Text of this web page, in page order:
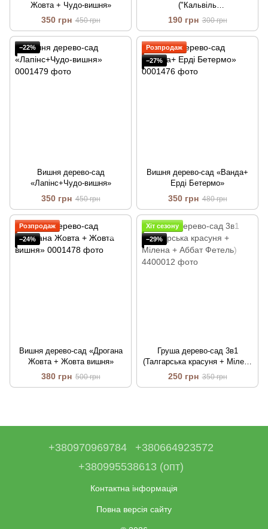
Жовта + Чудо-вишня»
350 грн 450 грн
("Кальвіль
Сніговий"+"Чемпіон"+"Гренні
Сміт")
190 грн 300 грн
−22%
Вишня дерево-сад
«Лапінс+Чудо-вишня»
350 грн 450 грн
Розпродаж
−27%
Вишня дерево-сад «Ванда+
Ерді Бетермо»
350 грн 480 грн
Розпродаж
−24%
Вишня дерево-сад «Дрогана
Жовта + Жовта вишня»
380 грн 500 грн
Хіт сезону
−29%
Груша дерево-сад 3в1
(Талгарська красуня + Мілена
+ Аббат Фетель)
250 грн 350 грн
+380970969784
+380664923572
+380995538613 (опт)
Контактна інформація
Повна версія сайту